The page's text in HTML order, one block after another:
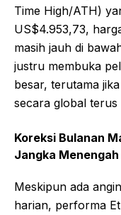
Time High/ATH)
US$4.953,73,
masih jauh di
justru membuka
besar, terutama
secara global terus
Koreksi Bulanan
Jangka Menengah
Meskipun ada
harian, performa